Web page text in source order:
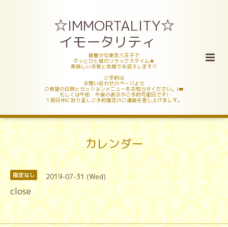
☆IMMORTALITY☆
イモータリティ
緑豊かな東京八王子で
ホッとひと息のリラックスタイム🍀
美味しいお茶と笑顔でお迎えします♡
ご予約は
お問い合わせのページより
ご希望の日時とセッションメニューをお知らせください。(❤️
もしくは午前・午後の表示がご予約可能日です)
１両日中に折り返しご予約確定のご連絡を差し上げましす。
カレンダー
指定なし 2019-07-31 (Wed)
close